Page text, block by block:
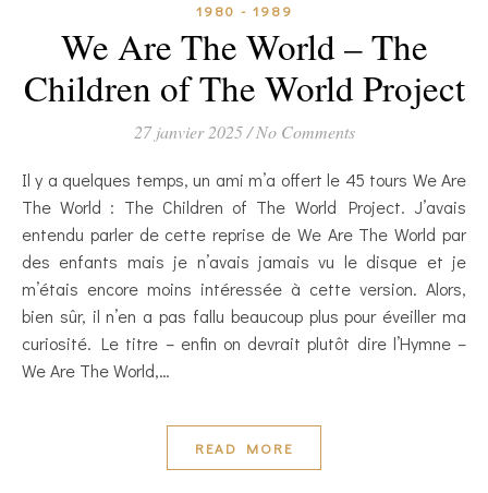
1980 - 1989
We Are The World – The
Children of The World Project
27 janvier 2025 / No Comments
Il y a quelques temps, un ami m’a offert le 45 tours We Are
The World : The Children of The World Project. J’avais
entendu parler de cette reprise de We Are The World par
des enfants mais je n’avais jamais vu le disque et je
m’étais encore moins intéressée à cette version. Alors,
bien sûr, il n’en a pas fallu beaucoup plus pour éveiller ma
curiosité. Le titre – enfin on devrait plutôt dire l’Hymne –
We Are The World,…
READ MORE